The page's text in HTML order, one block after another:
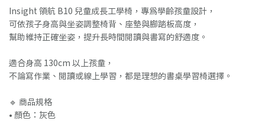
Insight 領航 B10 兒童成長工學椅，專為學齡孩童設計，
可依孩子身高與坐姿調整椅背、座墊與腳踏板高度，
幫助維持正確坐姿，提升長時間閱讀與書寫的舒適度。
適合身高 130cm 以上孩童，
不論寫作業、閱讀或線上學習，都是理想的書桌學習椅選擇。
🔹 商品規格
• 顏色：灰色